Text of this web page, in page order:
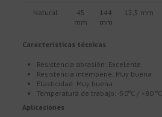
Natural
45
mm
144
mm
12,5 mm
Características técnicas
Resistencia abrasión: Excelente
Resistencia intemperie: Muy buena
Elasticidad: Muy buena
Temperatura de trabajo: -50ºC / +80 ºC
Aplicaciones